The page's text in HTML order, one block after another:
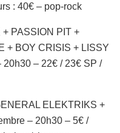
: 40€ – pop-rock
PASSION PIT +
+ BOY CRISIS + LISSY
– 22€ / 23€ SP /
ELEKTRIKS +
– 20h30 – 5€ /